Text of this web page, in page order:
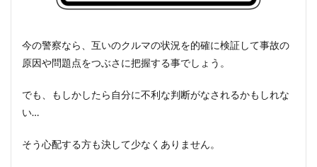
今の警察なら、互いのクルマの状況を的確に検証して事故の
原因や問題点をつぶさに把握する事でしょう。
でも、もしかしたら自分に不利な判断がなされるかもしれな
い…
そう心配する方も決して少なくありません。